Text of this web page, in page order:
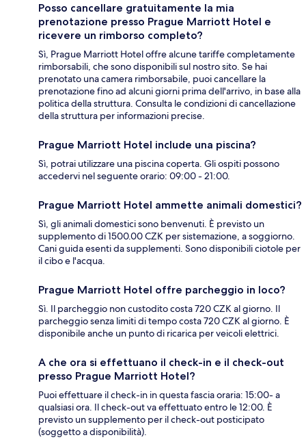
Posso cancellare gratuitamente la mia
prenotazione presso Prague Marriott Hotel e
ricevere un rimborso completo?
Sì, Prague Marriott Hotel offre alcune tariffe completamente
rimborsabili, che sono disponibili sul nostro sito. Se hai
prenotato una camera rimborsabile, puoi cancellare la
prenotazione fino ad alcuni giorni prima dell'arrivo, in base alla
politica della struttura. Consulta le condizioni di cancellazione
della struttura per informazioni precise.
Prague Marriott Hotel include una piscina?
Sì, potrai utilizzare una piscina coperta. Gli ospiti possono
accedervi nel seguente orario: 09:00 - 21:00.
Prague Marriott Hotel ammette animali domestici?
Sì, gli animali domestici sono benvenuti. È previsto un
supplemento di 1500.00 CZK per sistemazione, a soggiorno.
Cani guida esenti da supplementi. Sono disponibili ciotole per
il cibo e l'acqua.
Prague Marriott Hotel offre parcheggio in loco?
Sì. Il parcheggio non custodito costa 720 CZK al giorno. Il
parcheggio senza limiti di tempo costa 720 CZK al giorno. È
disponibile anche un punto di ricarica per veicoli elettrici.
A che ora si effettuano il check-in e il check-out
presso Prague Marriott Hotel?
Puoi effettuare il check-in in questa fascia oraria: 15:00- a
qualsiasi ora. Il check-out va effettuato entro le 12:00. È
previsto un supplemento per il check-out posticipato
(soggetto a disponibilità).